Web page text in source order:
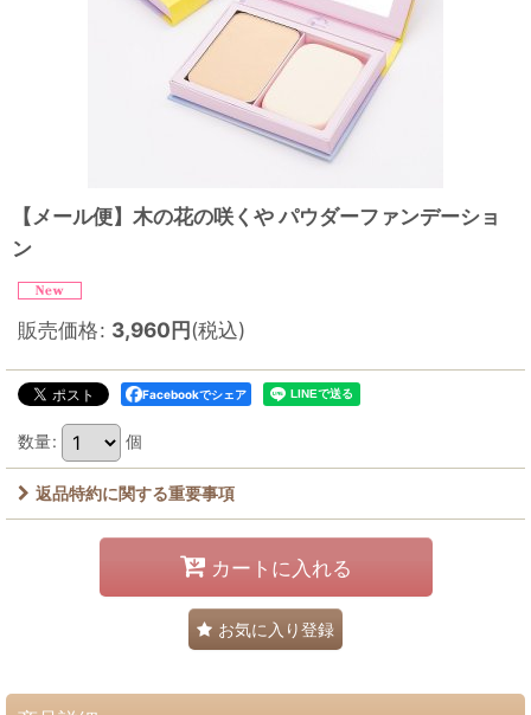
【メール便】木の花の咲くや パウダーファンデーショ
ン
販売価格: 3,960円(税込)
Facebookでシェア
数量: 個
返品特約に関する重要事項
カートに入れる
お気に入り登録